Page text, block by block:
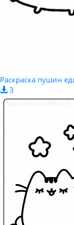
Раскраска пушин
3